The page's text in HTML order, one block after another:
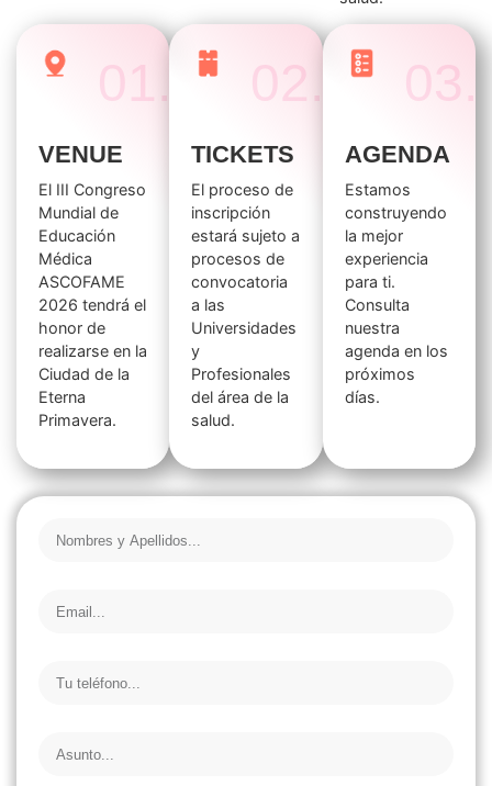
01.
VENUE
El III Congreso
Mundial de
Educación
Médica
ASCOFAME
2026 tendrá el
honor de
realizarse en la
Ciudad de la
Eterna
Primavera.
02.
TICKETS
El proceso de
inscripción
estará sujeto a
procesos de
convocatoria
a las
Universidades
y
Profesionales
del área de la
salud.
03.
AGENDA
Estamos
construyendo
la mejor
experiencia
para ti.
Consulta
nuestra
agenda en los
próximos
días.